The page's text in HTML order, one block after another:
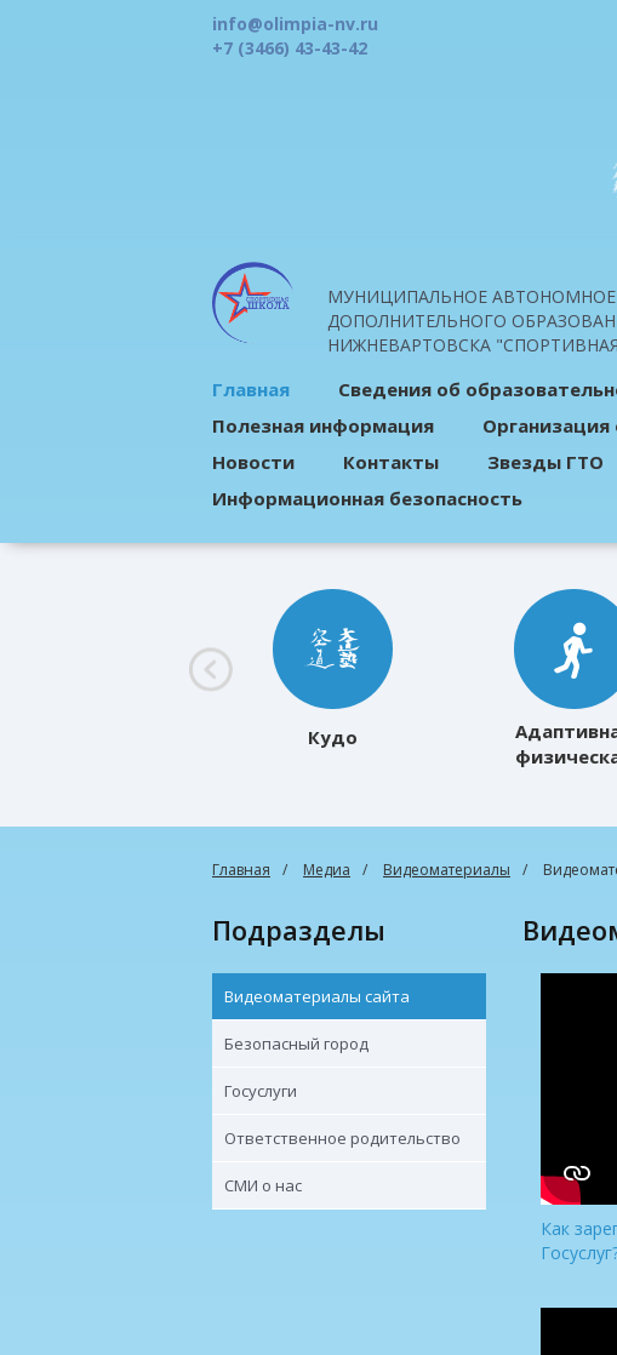
info@olimpia-nv.ru
+7 (3466) 43-43-42
МУНИЦИПАЛЬНОЕ АВТОНОМНОЕ
ДОПОЛНИТЕЛЬНОГО
НИЖНЕВАРТОВСКА
Главная Сведения об
Полезная информация
Новости
Контакты Звезды ГТО
Информационная безопасность
Кудо
Главная Медиа Видеоматериалы
Подразделы
Видеоматериалы сайта
Безопасный город
Госуслуги
Ответственное родительство
СМИ о нас
Как